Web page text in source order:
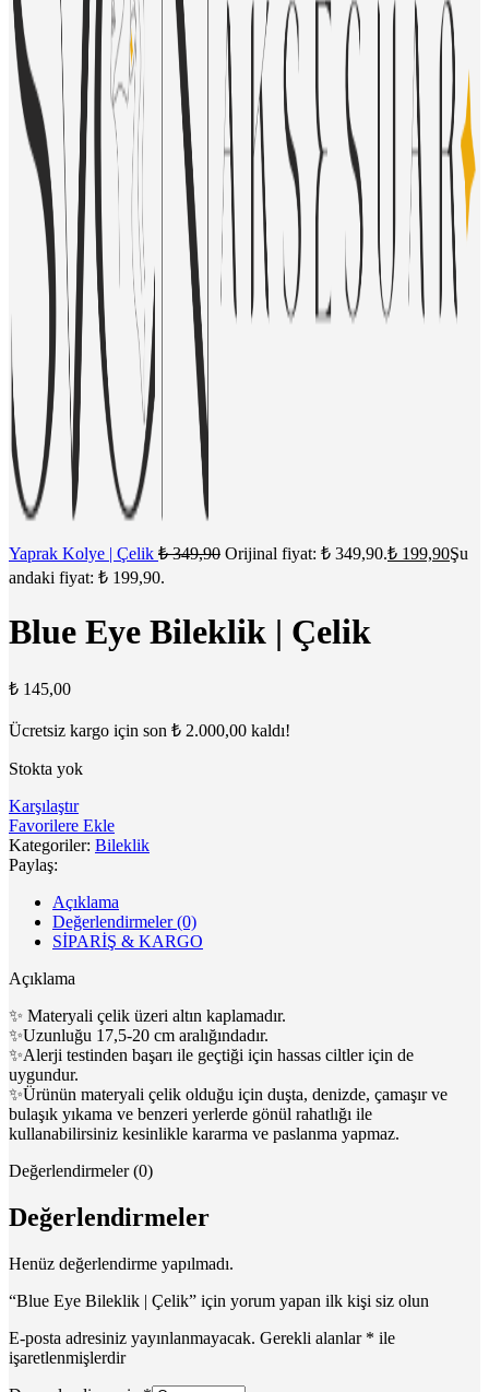
Yaprak Kolye | Çelik ₺349,90 Orijinal fiyat: ₺ 349,90.₺ 199,90Şu
andaki fiyat: ₺ 199,90.
Blue Eye Bileklik | Çelik
₺ 145,00
Ücretsiz kargo için son ₺ 2.000,00 kaldı!
Stokta yok
Karşılaştır
Favorilere Ekle
Kategoriler: Bileklik
Paylaş:
Açıklama
Değerlendirmeler (0)
SİPARİŞ & KARGO
Açıklama
✨ Materyali çelik üzeri altın kaplamadır.
✨Uzunluğu 17,5-20 cm aralığındadır.
✨Alerji testinden başarı ile geçtiği için hassas ciltler için de
uygundur.
✨Ürünün materyali çelik olduğu için duşta, denizde, çamaşır ve
bulaşık yıkama ve benzeri yerlerde gönül rahatlığı ile
kullanabilirsiniz kesinlikle kararma ve paslanma yapmaz.
Değerlendirmeler (0)
Değerlendirmeler
Henüz değerlendirme yapılmadı.
“Blue Eye Bileklik | Çelik” için yorum yapan ilk kişi siz olun
E-posta adresiniz yayınlanmayacak. Gerekli alanlar * ile
işaretlenmişlerdir